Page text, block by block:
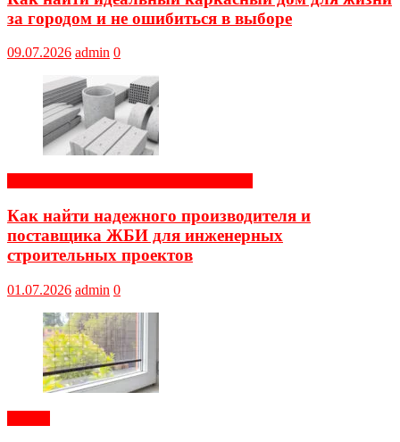
за городом и не ошибиться в выборе
09.07.2026 admin 0
Как найти надежного производителя и
поставщика ЖБИ для инженерных
строительных проектов
01.07.2026 admin 0